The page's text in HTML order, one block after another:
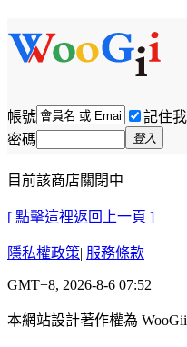
帳號 記住我
密碼 登入
目前該商店關閉中
[ 點擊這裡返回上一頁 ]
隱私權政策| 服務條款
GMT+8, 2026-8-6 07:52
本網站設計著作權為